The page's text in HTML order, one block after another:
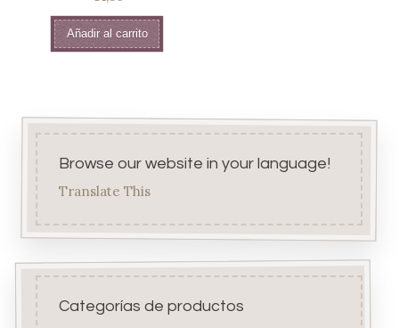
Añadir al carrito
Browse our website in your language!
Translate This
Categorías de productos